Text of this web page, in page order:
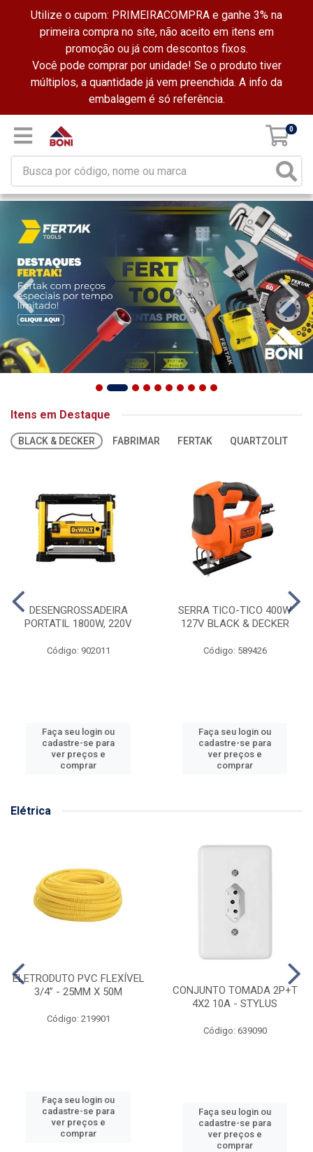
Utilize o cupom: PRIMEIRACOMPRA e ganhe 3% na
primeira compra no site, não aceito em itens em
promoção ou já com descontos fixos.
Você pode comprar por unidade! Se o produto tiver
múltiplos, a quantidade já vem preenchida. A info da
embalagem é só referência.
0
Itens em Destaque
BLACK & DECKER FABRIMAR FERTAK QUARTZOLIT
DESENGROSSADEIRA
PORTATIL 1800W, 220V
Código: 902011
Faça seu login ou
cadastre-se para
ver preços e
comprar
SERRA TICO-TICO 400W
127V BLACK & DECKER
Código: 589426
Faça seu login ou
cadastre-se para
ver preços e
comprar
Elétrica
ELETRODUTO PVC FLEXÍVEL
3/4” - 25MM X 50M
Código: 219901
Faça seu login ou
cadastre-se para
ver preços e
comprar
CONJUNTO TOMADA 2P+T
4X2 10A - STYLUS
Código: 639090
Faça seu login ou
cadastre-se para
ver preços e
comprar